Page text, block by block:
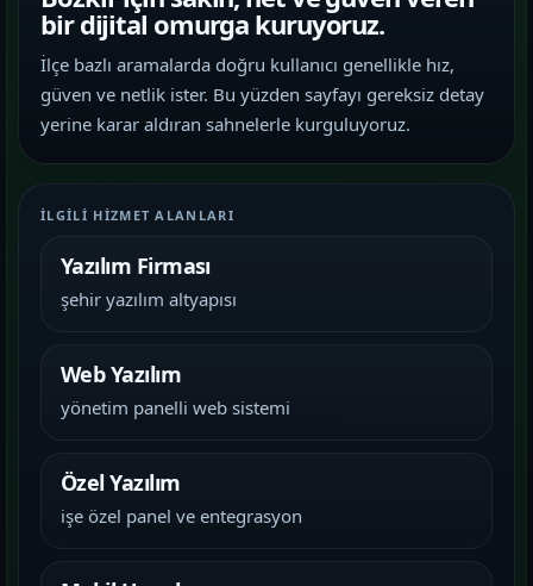
bir dijital omurga kuruyoruz.
İlçe bazlı aramalarda doğru kullanıcı genellikle hız,
güven ve netlik ister. Bu yüzden sayfayı gereksiz detay
yerine karar aldıran sahnelerle kurguluyoruz.
İLGILI HIZMET ALANLARI
Yazılım Firması
şehir yazılım altyapısı
Web Yazılım
yönetim panelli web sistemi
Özel Yazılım
işe özel panel ve entegrasyon